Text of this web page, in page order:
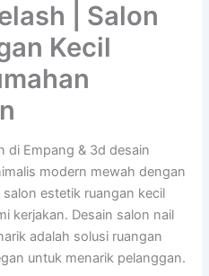
| Salon
Kecil
di Empang & 3d desain
modern mewah dengan
estetik ruangan kecil
kerjakan. Desain salon nail
adalah solusi ruangan
untuk menarik pelanggan.